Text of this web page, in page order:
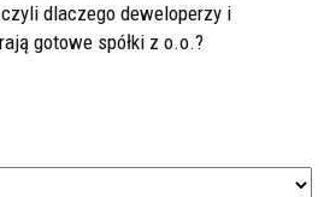
dlaczego deweloperzy i
gotowe spółki z o.o.?